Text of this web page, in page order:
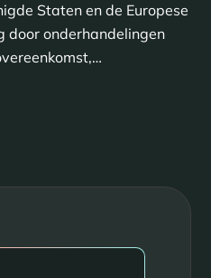
Staten en de Europese
door onderhandelingen